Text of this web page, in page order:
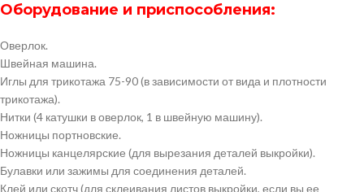
Оборудование и приспособления:
Оверлок.
Швейная машина.
Иглы для трикотажа 75-90 (в зависимости от вида и плотности
трикотажа).
Нитки (4 катушки в оверлок, 1 в швейную машину).
Ножницы портновские.
Ножницы канцелярские (для вырезания деталей выкройки).
Булавки или зажимы для соединения деталей.
Клей или скотч (для склеивания листов выкройки, если вы ее